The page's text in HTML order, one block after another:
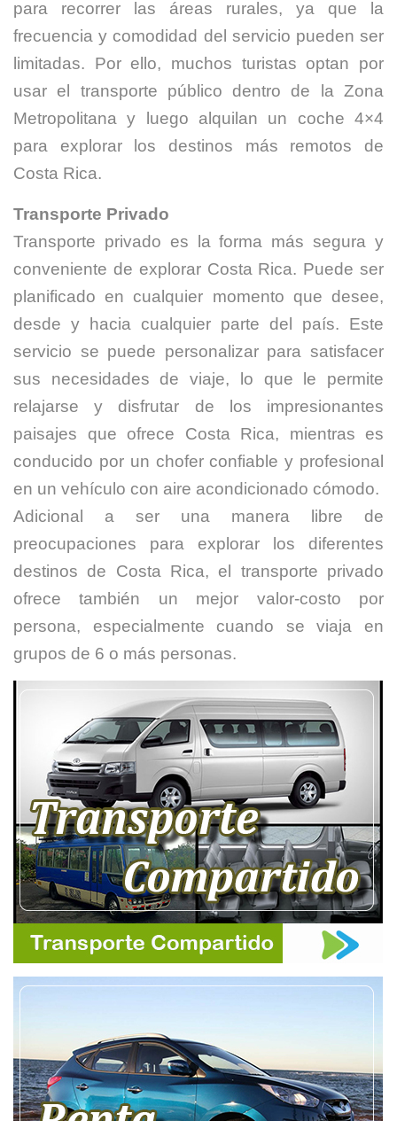
para recorrer las áreas rurales, ya que la
frecuencia y comodidad del servicio pueden ser
limitadas. Por ello, muchos turistas optan por
usar el transporte público dentro de la Zona
Metropolitana y luego alquilan un coche 4×4
para explorar los destinos más remotos de
Costa Rica.
Transporte Privado
Transporte privado es la forma más segura y
conveniente de explorar Costa Rica. Puede ser
planificado en cualquier momento que desee,
desde y hacia cualquier parte del país. Este
servicio se puede personalizar para satisfacer
sus necesidades de viaje, lo que le permite
relajarse y disfrutar de los impresionantes
paisajes que ofrece Costa Rica, mientras es
conducido por un chofer confiable y profesional
en un vehículo con aire acondicionado cómodo.
Adicional a ser una manera libre de
preocupaciones para explorar los diferentes
destinos de Costa Rica, el transporte privado
ofrece también un mejor valor-costo por
persona, especialmente cuando se viaja en
grupos de 6 o más personas.